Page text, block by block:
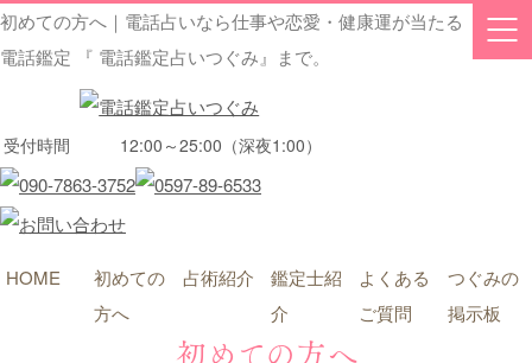
初めての方へ｜電話占いなら仕事や恋愛・健康運が当たる
電話鑑定 『 電話鑑定占いつぐみ』まで。
受付時間 12:00～25:00（深夜1:00）
HOME
初めての
方へ
占術紹介
鑑定士紹
介
よくある
ご質問
つぐみの
掲示板